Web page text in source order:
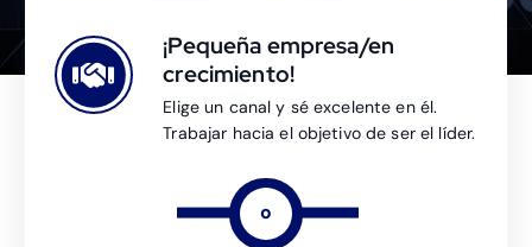
¡Pequeña empresa/en
crecimiento!
Elige un canal y sé excelente en él.
Trabajar hacia el objetivo de ser el líder.
o